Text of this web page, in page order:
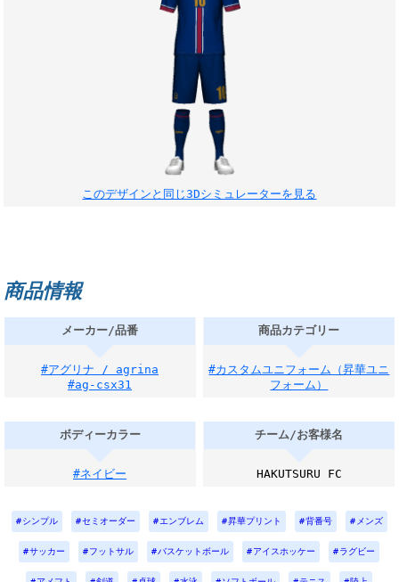
このデザインと同じ3Dシミュレーターを見る
商品情報
メーカー/品番
#アグリナ / agrina
#ag-csx31
商品カテゴリー
#カスタムユニフォーム（昇華ユニ
フォーム）
ボディーカラー
#ネイビー
チーム/お客様名
HAKUTSURU FC
シンプル セミオーダー エンブレム 昇華プリント 背番号 メンズ
サッカー フットサル バスケットボール アイスホッケー ラグビー